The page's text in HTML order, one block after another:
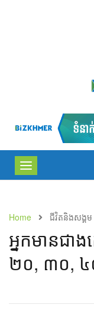
Toggle
navigation
Home ជីវិតនិងសង្គម
អ្នក​មាន​ជា
២០, ៣០,